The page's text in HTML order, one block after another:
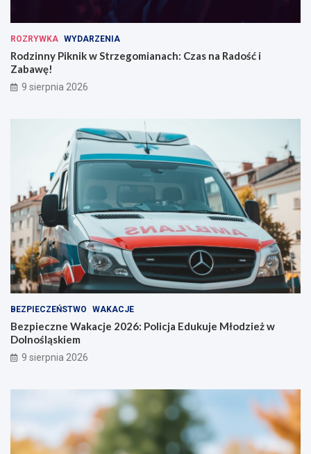
ROZRYWKA WYDARZENIA
Rodzinny Piknik w Strzegomianach: Czas na Radość i
Zabawę!
9 sierpnia 2026
BEZPIECZEŃSTWO WAKACJE
Bezpieczne Wakacje 2026: Policja Edukuje Młodzież w
Dolnośląskiem
9 sierpnia 2026